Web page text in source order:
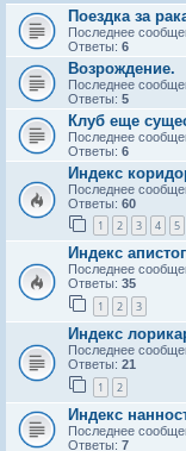
Поездка за
Последнее
Ответы: 6
Возрождение.
Последнее
Ответы: 5
Клуб еще
Последнее
Ответы: 6
Индекс
Последнее
Ответы: 60
1 2 3 4 5
Индекс
Последнее
Ответы: 35
1 2 3
Индекс
Последнее
Ответы: 21
1 2
Индекс
Последнее
Ответы: 7